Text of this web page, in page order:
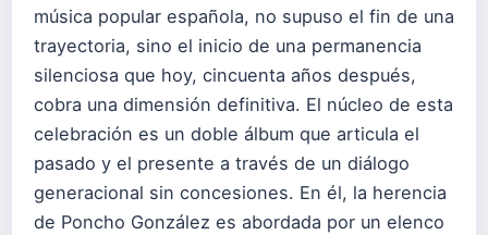
música popular española, no supuso el fin de una
trayectoria, sino el inicio de una permanencia
silenciosa que hoy, cincuenta años después,
cobra una dimensión definitiva. El núcleo de esta
celebración es un doble álbum que articula el
pasado y el presente a través de un diálogo
generacional sin concesiones. En él, la herencia
de Poncho González es abordada por un elenco